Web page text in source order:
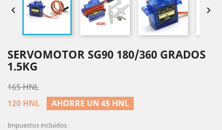
 
SERVOMOTOR SG90 180/360 GRADOS
1.5KG
165 HNL
120 HNL
AHORRE UN 45 HNL
Impuestos incluidos